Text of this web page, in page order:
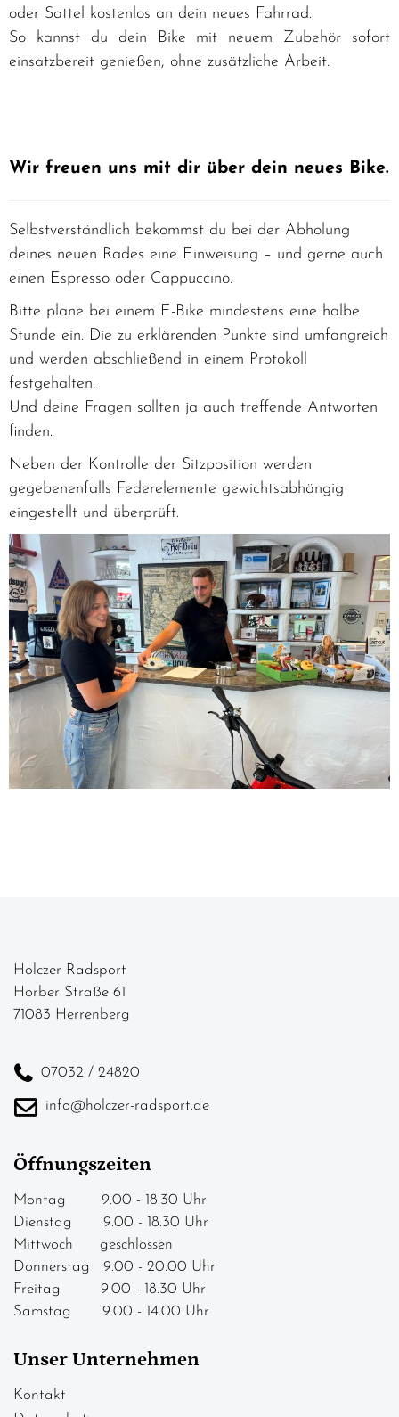
oder Sattel kostenlos an dein neues Fahrrad.
So kannst du dein Bike mit neuem Zubehör sofort
einsatzbereit genießen, ohne zusätzliche Arbeit.
Wir freuen uns mit dir über dein neues Bike.
Selbstverständlich bekommst du bei der Abholung
deines neuen Rades eine Einweisung – und gerne auch
einen Espresso oder Cappuccino.
Bitte plane bei einem E-Bike mindestens eine halbe
Stunde ein. Die zu erklärenden Punkte sind umfangreich
und werden abschließend in einem Protokoll
festgehalten.
Und deine Fragen sollten ja auch treffende Antworten
finden.
Neben der Kontrolle der Sitzposition werden
gegebenenfalls Federelemente gewichtsabhängig
eingestellt und überprüft.
Holczer Radsport
Horber Straße 61
71083 Herrenberg
07032 / 24820
info@holczer-radsport.de
Öffnungszeiten
Montag 9.00 - 18.30 Uhr
Dienstag 9.00 - 18.30 Uhr
Mittwoch geschlossen
Donnerstag 9.00 - 20.00 Uhr
Freitag 9.00 - 18.30 Uhr
Samstag 9.00 - 14.00 Uhr
Unser Unternehmen
Kontakt